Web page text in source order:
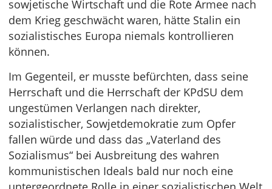
sowjetische Wirtschaft und die Rote Armee nach
dem Krieg geschwächt waren, hätte Stalin ein
sozialistisches Europa niemals kontrollieren
können.
Im Gegenteil, er musste befürchten, dass seine
Herrschaft und die Herrschaft der KPdSU dem
ungestümen Verlangen nach direkter,
sozialistischer, Sowjetdemokratie zum Opfer
fallen würde und dass das „Vaterland des
Sozialismus“ bei Ausbreitung des wahren
kommunistischen Ideals bald nur noch eine